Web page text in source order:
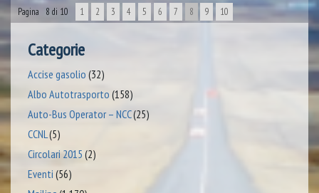
Pagina 8 di 10 1 2 3 4 5 6 7 8 9 10
Categorie
Accise gasolio (32)
Albo Autotrasporto (158)
Auto-Bus Operator – NCC(25)
CCNL(5)
Circolari 2015 (2)
Eventi (56)